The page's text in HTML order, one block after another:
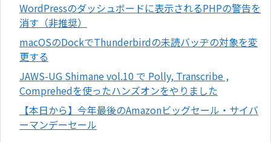
WordPressのダッシュボードに表示されるPHPの警告を
消す（非推奨）
macOSのDockでThunderbirdの未読バッヂの対象を変
更する
JAWS-UG Shimane vol.10 で Polly, Transcribe ,
Comprehedを使ったハンズオンをやりました
【本日から】今年最後のAmazonビッグセール・サイバ
ーマンデーセール